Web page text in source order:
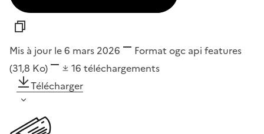
Mis à jour le 6 mars 2026 Format ogc api features
(31,8 Ko)
16 téléchargements
Télécharger